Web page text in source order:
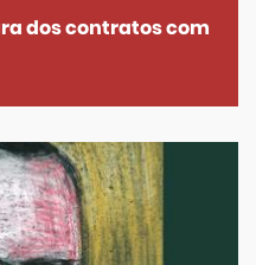
dos contratos com